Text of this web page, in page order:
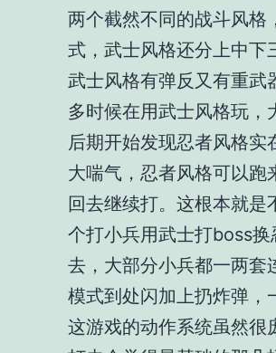
两个截然不同的战斗风格
式，武士风格还分上中下
武士风格有弹反又有重武
多时候在用武士风格玩，
后期开始发现忍者风格
大喘气，忍者风格可以跑
回去继续打。这根本就
个打小兵用武士打boss
去，大部分小兵都一两套
模式到处闪加上扔炸弹，
这游戏的动作系统虽然很